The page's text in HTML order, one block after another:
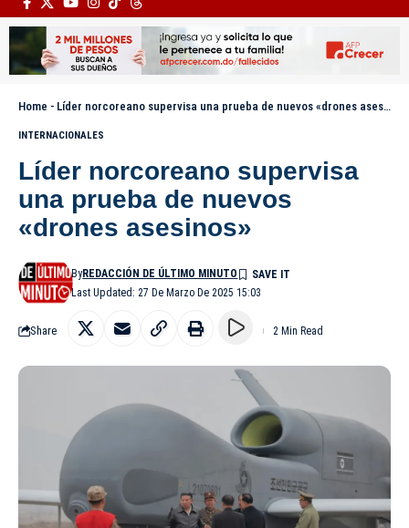
Home - Líder norcoreano supervisa una prueba de nuevos «drones asesinos»
INTERNACIONALES
Líder norcoreano supervisa
una prueba de nuevos
«drones asesinos»
Last Updated: 27 De Marzo De 2025 15:03
ByREDACCIÓN DE ÚLTIMO MINUTO
Share 2 Min Read